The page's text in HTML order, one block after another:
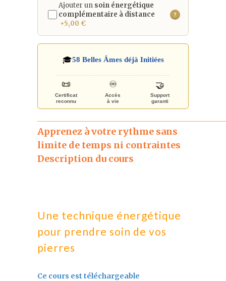
Ajouter un soin énergétique
complémentaire à distance
+5,00 €
?
🎓58 Belles Âmes déjà Initiées
📜
Certificat
reconnu
♾️
Accès
à vie
🤝
Support
garanti
Apprenez à votre rythme sans
limite de temps ni contraintes
Description du cours
Une technique énergétique
pour prendre soin de vos
pierres
Ce cours est téléchargeable